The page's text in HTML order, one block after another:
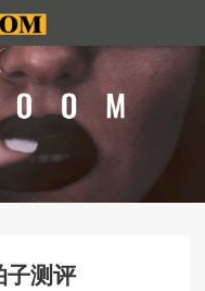
子测评